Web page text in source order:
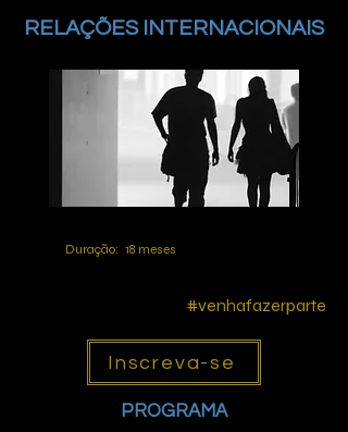
RELAÇÕES INTERNACIONAIS
Duração: 18 meses
#venhafazerparte
Inscreva-se
PROGRAMA